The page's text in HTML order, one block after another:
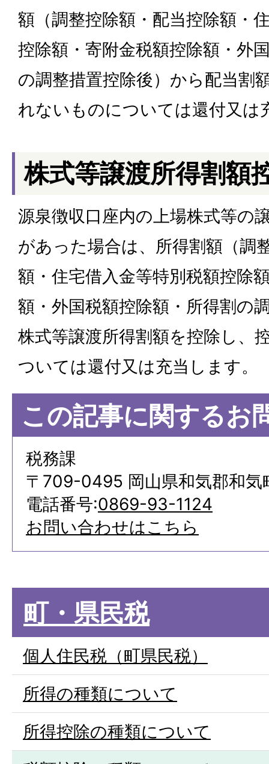
額（調整控除額・配当控除額・
控除額・寄附金税額控除額・外
の調整措置控除後）から配当割
れないものについては還付又は
株式等譲渡所得割額
源泉徴収口座内の上場株式等の
があった場合は、所得割額（調
額・住宅借入金等特別税額控除
額・外国税額控除額・所得割の
株式等譲渡所得割額を控除し、
ついては還付又は充当します。
この記事に関するお
税務課
〒709-0495 岡山県和気郡和気
電話番号:0869-93-1124
お問い合わせはこちら
町・県民税
個人住民税（町県民税）
所得の種類について
所得控除の種類について